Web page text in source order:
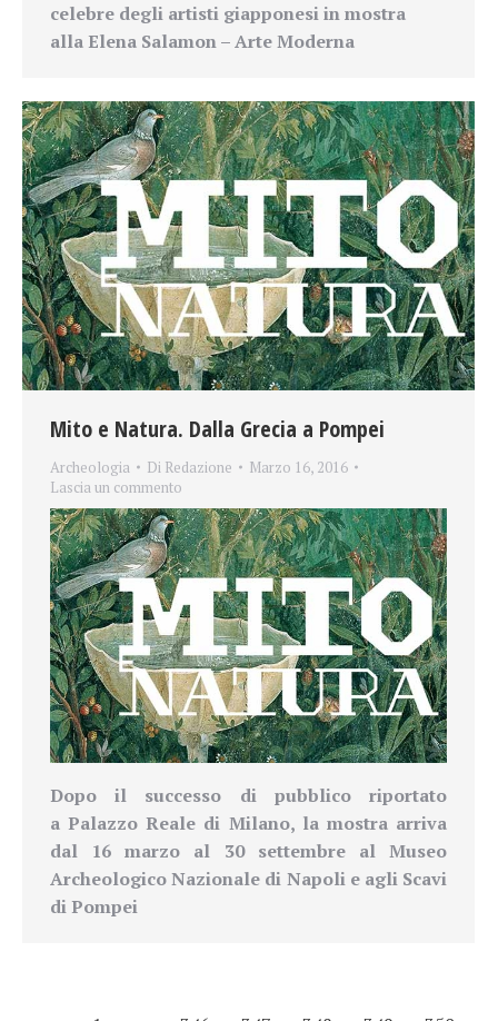
celebre degli artisti giapponesi in mostra
alla Elena Salamon – Arte Moderna
Mito e Natura. Dalla Grecia a Pompei
Archeologia Di Redazione
Marzo 16, 2016
Lascia un commento
Dopo il successo di pubblico riportato
aPalazzo Reale di Milano, la mostra arriva
dal 16 marzo al 30 settembre al Museo
Archeologico Nazionale di Napoli e agli Scavi
di Pompei